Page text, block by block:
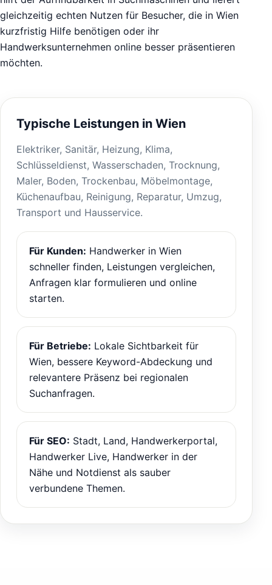
gleichzeitig echten Nutzen für Besucher, die in Wien
kurzfristig Hilfe benötigen oder ihr
Handwerksunternehmen online besser präsentieren
möchten.
Typische Leistungen in Wien
Elektriker, Sanitär, Heizung, Klima,
Schlüsseldienst, Wasserschaden, Trocknung,
Maler, Boden, Trockenbau, Möbelmontage,
Küchenaufbau, Reinigung, Reparatur, Umzug,
Transport und Hausservice.
Für Kunden: Handwerker in Wien
schneller finden, Leistungen vergleichen,
Anfragen klar formulieren und online
starten.
Für Betriebe: Lokale Sichtbarkeit für
Wien, bessere Keyword-Abdeckung und
relevantere Präsenz bei regionalen
Suchanfragen.
Für SEO: Stadt, Land, Handwerkerportal,
Handwerker Live, Handwerker in der
Nähe und Notdienst als sauber
verbundene Themen.